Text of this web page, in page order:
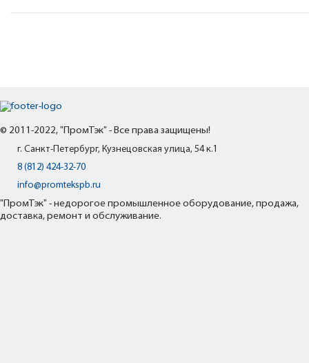
© 2011-2022, "ПромТэк" - Все права защищены!
г. Санкт-Петербург, Кузнецовская улица, 54 к.1
8 (812) 424-32-70
info@promtekspb.ru
"ПромТэк" - недорогое промышленное оборудование, продажа,
доставка, ремонт и обслуживание.